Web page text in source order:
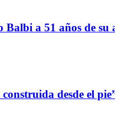
a 51 años de su
desde el